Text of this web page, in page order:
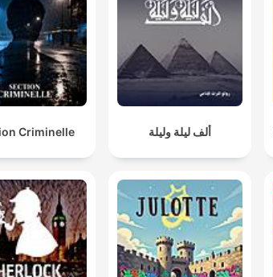
Criminelle ألف ليلة وليلة